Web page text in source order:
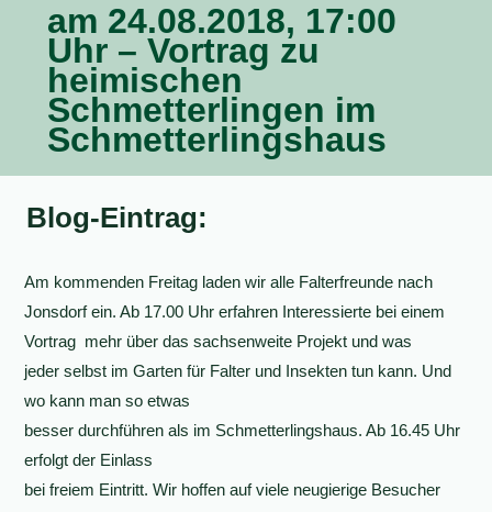
am 24.08.2018, 17:00
Uhr – Vortrag zu
heimischen
Schmetterlingen im
Schmetterlingshaus
Blog-Eintrag:
Am kommenden Freitag laden wir alle Falterfreunde nach
Jonsdorf ein. Ab 17.00 Uhr erfahren Interessierte bei einem
Vortrag mehr über das sachsenweite Projekt und was
jeder selbst im Garten für Falter und Insekten tun kann. Und
wo kann man so etwas
besser durchführen als im Schmetterlingshaus. Ab 16.45 Uhr
erfolgt der Einlass
bei freiem Eintritt. Wir hoffen auf viele neugierige Besucher